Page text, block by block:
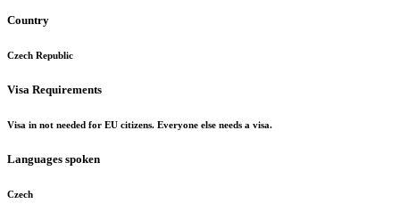
Country
Czech Republic
Visa Requirements
Visa in not needed for EU citizens. Everyone else needs a visa.
Languages spoken
Czech